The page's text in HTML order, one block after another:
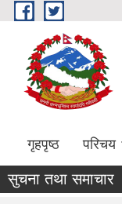
Skip to main content
गृहपृष्ठ परिचय
सुचना तथा समाचार